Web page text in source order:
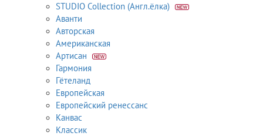
STUDIO Collection (Англ.ёлка)
Аванти
Авторская
Американская
Артисан
Гармония
Гётеланд
Европейская
Европейский ренессанс
Канвас
Классик